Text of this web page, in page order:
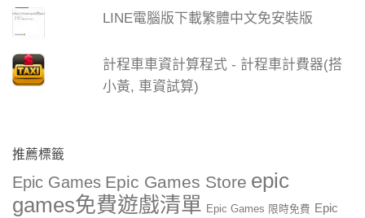
LINE電腦版下載繁體中文免安裝版
計程車車資計算程式 - 計程車計費器(搭
小黃, 車資試算)
推薦標籤
Epic Games Epic Games Store epic
games免費遊戲清單 Epic Games 限時免費 Epic